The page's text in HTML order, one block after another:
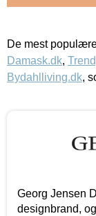
De mest
Damask.dk,
Bydahlliving.dk,
Georg Jensen
designbrand,